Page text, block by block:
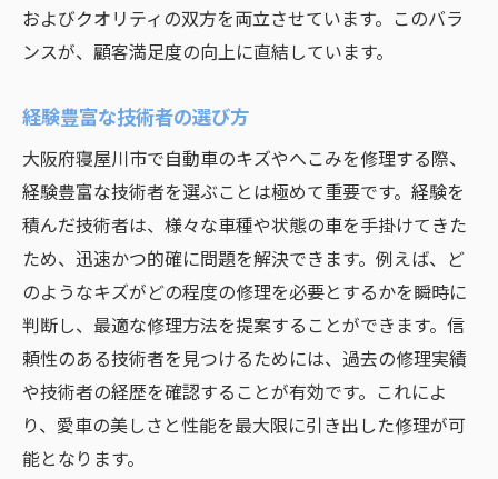
およびクオリティの双方を両立させています。このバラ
ンスが、顧客満足度の向上に直結しています。
経験豊富な技術者の選び方
大阪府寝屋川市で自動車のキズやへこみを修理する際、
経験豊富な技術者を選ぶことは極めて重要です。経験を
積んだ技術者は、様々な車種や状態の車を手掛けてきた
ため、迅速かつ的確に問題を解決できます。例えば、ど
のようなキズがどの程度の修理を必要とするかを瞬時に
判断し、最適な修理方法を提案することができます。信
頼性のある技術者を見つけるためには、過去の修理実績
や技術者の経歴を確認することが有効です。これによ
り、愛車の美しさと性能を最大限に引き出した修理が可
能となります。